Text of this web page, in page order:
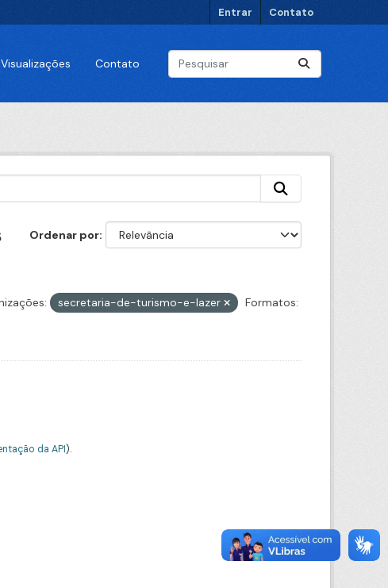
Entrar Contato
Visualizações Contato
Ordenar por
secretaria-de-turismo-e-lazer
Formatos:
da API).